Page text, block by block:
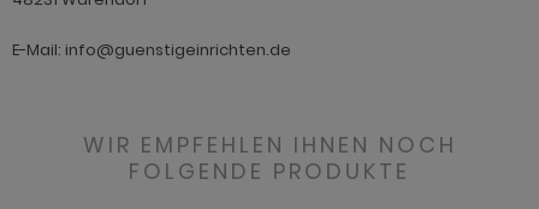
E-Mail: info@guenstigeinrichten.de
WIR EMPFEHLEN IHNEN NOCH
FOLGENDE PRODUKTE
Tomaso
Vestland
Sunroof